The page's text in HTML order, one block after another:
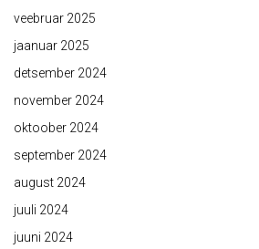
veebruar 2025
jaanuar 2025
detsember 2024
november 2024
oktoober 2024
september 2024
august 2024
juuli 2024
juuni 2024